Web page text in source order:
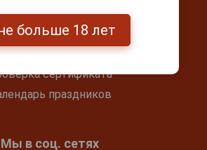
Покупка и оплата
Блог
сертификат
сертификата
праздников
Мы в соц. сетях
больше 18 лет